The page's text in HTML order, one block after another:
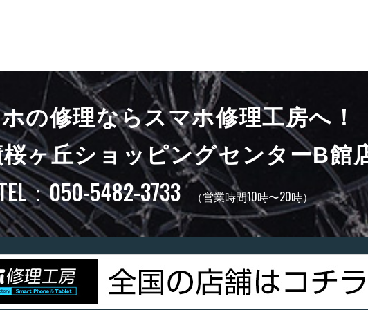
の修理ならスマホ修理工房へ！
ヶ丘ショッピングセンターB館
：050-5482-3733 （営業時間10時〜20時）